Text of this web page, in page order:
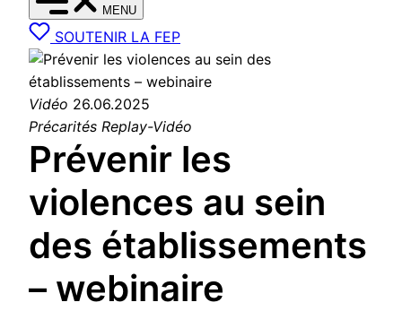
MENU
SOUTENIR LA FEP
Vidéo 26.06.2025
Précarités Replay-Vidéo
Prévenir les
violences au sein
des établissements
– webinaire